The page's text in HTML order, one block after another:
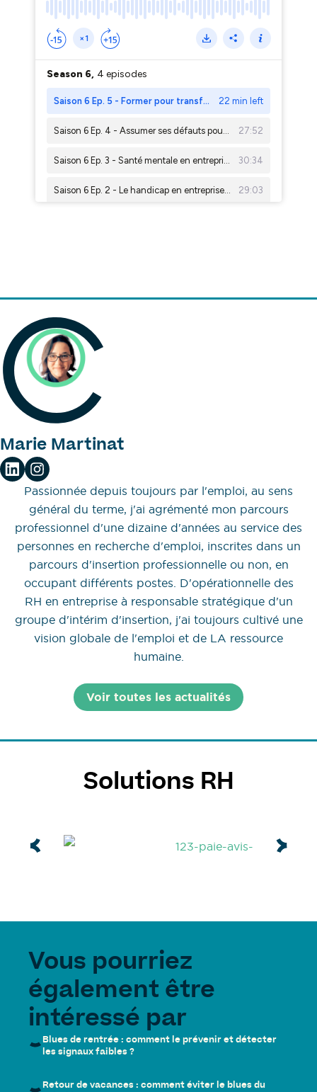
Marie Martinat
Passionnée depuis toujours par l'emploi, au sens
général du terme, j'ai agrémenté mon parcours
professionnel d'une dizaine d'années au service des
personnes en recherche d'emploi, inscrites dans un
parcours d'insertion professionnelle ou non, en
occupant différents postes. D'opérationnelle des
RH en entreprise à responsable stratégique d'un
groupe d'intérim d'insertion, j'ai toujours cultivé une
vision globale de l'emploi et de LA ressource
humaine.
Voir toutes les actualités
Solutions RH
Vous pourriez
également être
intéressé par
Blues de rentrée : comment le prévenir et détecter
les signaux faibles ?
Retour de vacances : comment éviter le blues du